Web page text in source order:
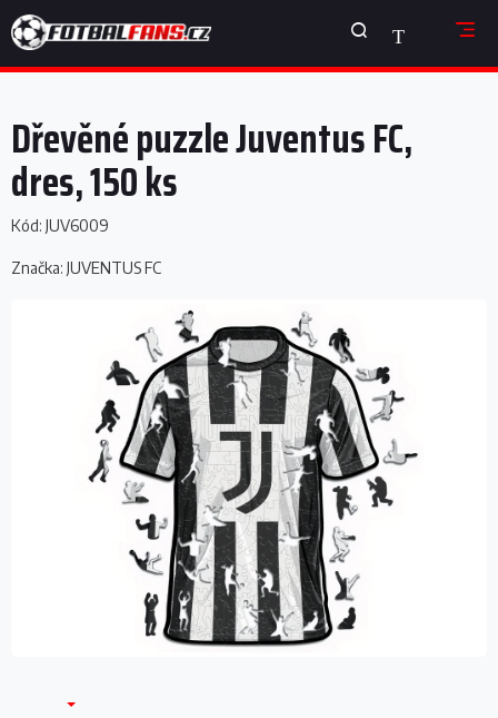
na
obsah
NÁKUPNÍ
KOŠÍK
Dřevěné puzzle Juventus FC,
dres, 150 ks
Kód: JUV6009
Značka: JUVENTUS FC